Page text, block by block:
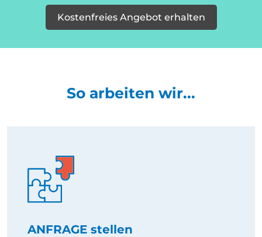
Kostenfreies Angebot erhalten
So arbeiten wir...
ANFRAGE stellen